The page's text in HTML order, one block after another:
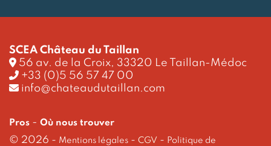
SCEA Château du Taillan
56 av. de la Croix, 33320 Le Taillan-Médoc
+33 (0)5 56 57 47 00
info@chateaudutaillan.com
Pros - Où nous trouver
© 2026 - Mentions légales - CGV - Politique de